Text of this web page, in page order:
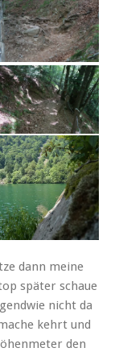
dann meine
später schaue
nicht da
kehrt und
den